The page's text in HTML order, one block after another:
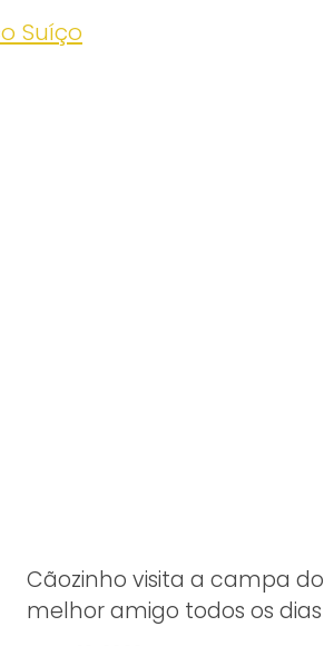
Suíço
Cãozinho visita a campa do
melhor amigo todos os dias